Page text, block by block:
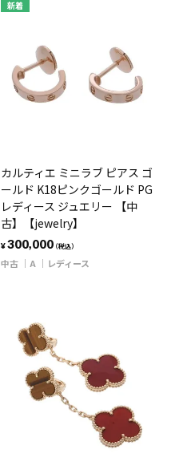
新着
カルティエ ミニラブ ピアス ゴ
ールド K18ピンクゴールド PG
レディース ジュエリー 【中
古】【jewelry】
¥300,000（税込）
中古 A レディース